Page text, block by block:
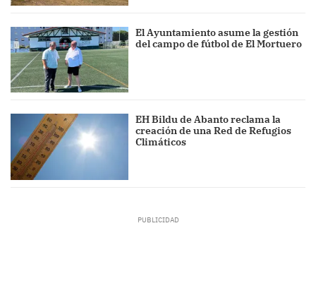
El Ayuntamiento asume la gestión
del campo de fútbol de El Mortuero
EH Bildu de Abanto reclama la
creación de una Red de Refugios
Climáticos